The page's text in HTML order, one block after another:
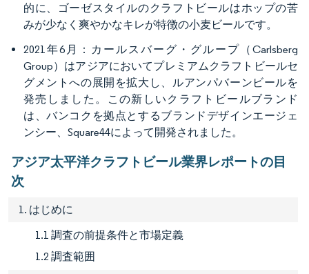
的に、ゴーゼスタイルのクラフトビールはホップの苦
みが少なく爽やかなキレが特徴の小麦ビールです。
2021年6月：カールスバーグ・グループ（Carlsberg
Group）はアジアにおいてプレミアムクラフトビールセ
グメントへの展開を拡大し、ルアンパバーンビールを
発売しました。この新しいクラフトビールブランド
は、バンコクを拠点とするブランドデザインエージェ
ンシー、Square44によって開発されました。
アジア太平洋クラフトビール業界レポートの目
次
1. はじめに
1.1 調査の前提条件と市場定義
1.2 調査範囲